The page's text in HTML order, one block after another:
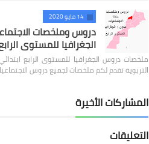
14 مايو 2020
دروس وملخصات
الجغرافيا للمستوى
ملخصات دروس الجغرافيا للمستوى الرابع
التربوية تقدم لكم ملخصات لجميع دروس
المشاركات الأخيرة
التعليقات